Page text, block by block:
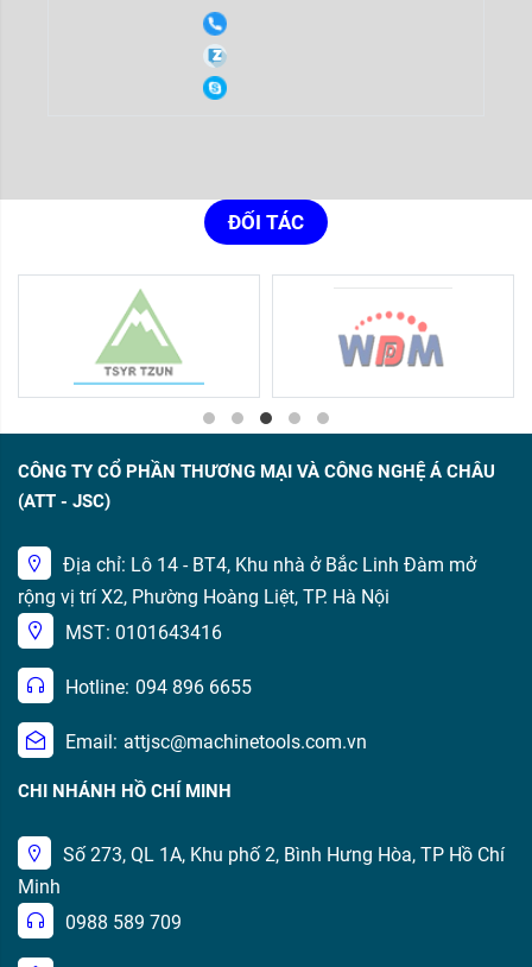
ĐỐI TÁC
CÔNG TY CỔ PHẦN THƯƠNG MẠI VÀ CÔNG NGHỆ Á CHÂU
(ATT - JSC)
Địa chỉ: Lô 14 - BT4, Khu nhà ở Bắc Linh Đàm mở
rộng vị trí X2, Phường Hoàng Liệt, TP. Hà Nội
MST: 0101643416
Hotline: 094 896 6655
Email: attjsc@machinetools.com.vn
CHI NHÁNH HỒ CHÍ MINH
Số 273, QL 1A, Khu phố 2, Bình Hưng Hòa, TP Hồ Chí
Minh
0988 589 709